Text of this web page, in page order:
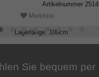
Artikelnummer 2514
Merkliste
Lagerlänge: 100cm
Sie bequem per